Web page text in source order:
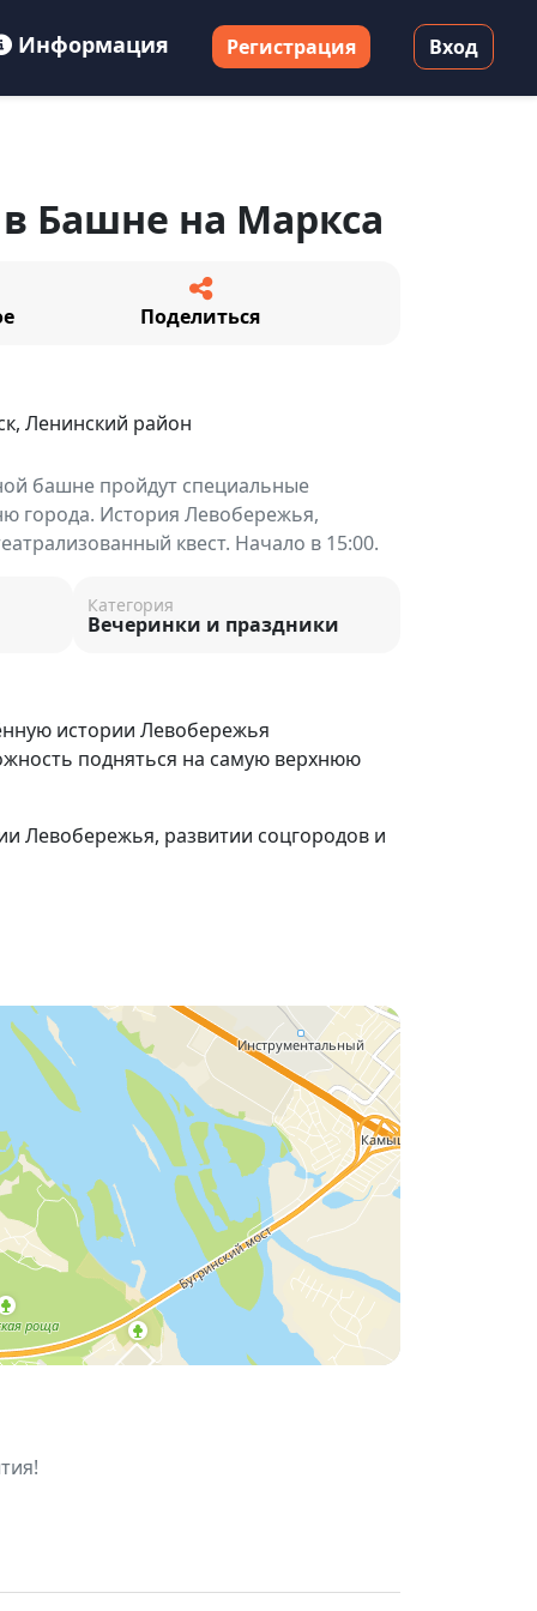
Информация Регистрация Вход
Башне на Маркса
Поделиться
Ленинский район
башне пройдут специальные
города. История Левобережья,
квест. Начало в 15:00.
Категория
Вечеринки и праздники
истории Левобережья
подняться на самую верхнюю
Левобережья, развитии соцгородов и
где история башни оживёт через
экскурсий по зданию водонапорной
заката в сопровождении
в первую очередь.